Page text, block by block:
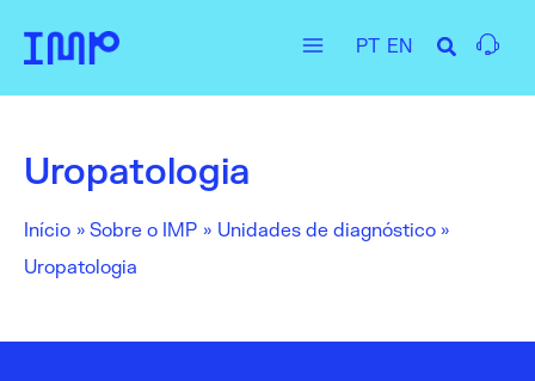
content
PT EN
Uropatologia
Início Sobre o IMP
Unidades de diagnóstico
Uropatologia